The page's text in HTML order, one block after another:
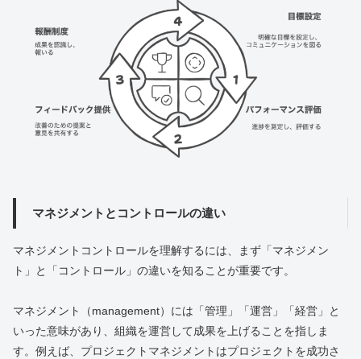
マネジメントとコントロールの違い
マネジメントコントロールを理解するには、まず「マネジメン
ト」と「コントロール」の違いを知ることが重要です。
マネジメント（management）には「管理」「運営」「経営」と
いった意味があり、組織を運営して成果を上げることを指しま
す。例えば、プロジェクトマネジメントはプロジェクトを成功さ